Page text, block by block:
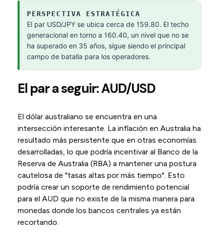
PERSPECTIVA ESTRATÉGICA
El par USD/JPY se ubica cerca de 159.80. El techo
generacional en torno a 160.40, un nivel que no se
ha superado en 35 años, sigue siendo el principal
campo de batalla para los operadores.
El par a seguir: AUD/USD
El dólar australiano se encuentra en una
intersección interesante. La inflación en Australia ha
resultado más persistente que en otras economías
desarrolladas, lo que podría incentivar al Banco de la
Reserva de Australia (RBA) a mantener una postura
cautelosa de "tasas altas por más tiempo". Esto
podría crear un soporte de rendimiento potencial
para el AUD que no existe de la misma manera para
monedas donde los bancos centrales ya están
recortando.